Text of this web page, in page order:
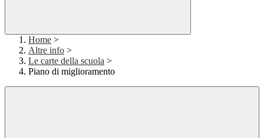
Home >
Altre info >
Le carte della scuola >
Piano di miglioramento